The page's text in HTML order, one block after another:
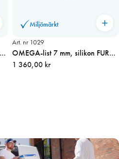
Miljömärkt
Art. nr 1029
OMEGA-list 7 mm, silikon FURU
100 m
1 360,00 kr